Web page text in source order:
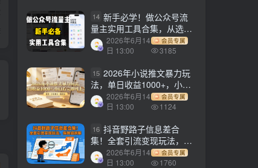
【副业项目4441期】最新长久稳定暴利项目，运费险全新玩法，日赚1000（包含详细教程，全程指导）
14 新手必学！做公众号流
量主实用工具合集，从选题
到变现，一篇搞定（新手必
备）
2026年6月14
日 13:00
会员专属
3185
15 2026年小说推文暴力玩
法，单日收益1000+，小白
看完即可上手
2026年6月14
日 13:00
会员专属
1124
16 抖音野路子信息差合
集！全套引流变现玩法，保
姆级拆解
2026年6月14
日 13:00
会员专属
1760